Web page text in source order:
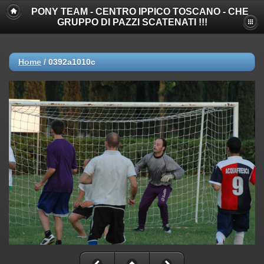
PONY TEAM - CENTRO IPPICO TOSCANO - CHE
GRUPPO DI PAZZI SCATENATI !!!
Home / 0392a1010c